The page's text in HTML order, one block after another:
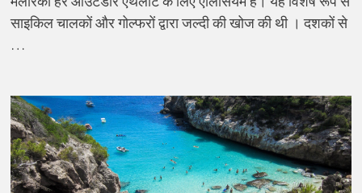
साइकिल चालकों और गोल्फरों द्वारा जल्दी की खोज की थी । दशकों से
…